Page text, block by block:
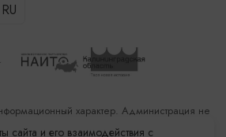
RU
характер. Администрация не
качество услуг, предоставленных
сайта и его взаимодействия с